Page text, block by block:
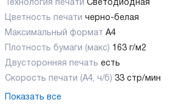
Технология печати Светодиодная
Цветность печати черно-белая
Максимальный формат А4
Плотность бумаги (макс) 163 г/м2
Двусторонняя печать есть
Скорость печати (А4, ч/б) 33 стр/мин
Показать все